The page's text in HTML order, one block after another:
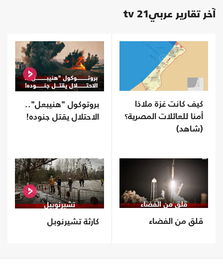
آخر تقارير عربي21 tv
كيف كانت غزة ملاذا
أمنا للعائلات المصرية؟
(شاهد)
بروتوكول "هنيبعل"..
الاحتلال يقتل جنوده!
قلق من الفضاء كارثة تشيرنوبل